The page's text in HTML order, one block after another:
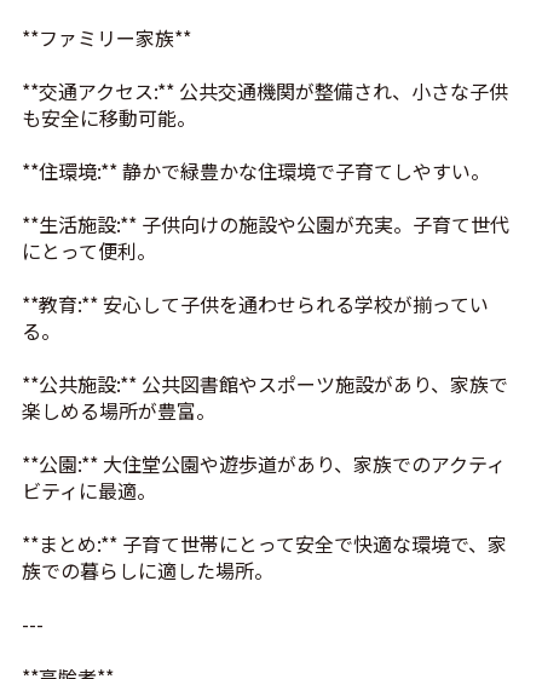
**ファミリー家族**
**交通アクセス:** 公共交通機関が整備され、小さな子供
も安全に移動可能。
**住環境:** 静かで緑豊かな住環境で子育てしやすい。
**生活施設:** 子供向けの施設や公園が充実。子育て世代
にとって便利。
**教育:** 安心して子供を通わせられる学校が揃ってい
る。
**公共施設:** 公共図書館やスポーツ施設があり、家族で
楽しめる場所が豊富。
**公園:** 大住堂公園や遊歩道があり、家族でのアクティ
ビティに最適。
**まとめ:** 子育て世帯にとって安全で快適な環境で、家
族での暮らしに適した場所。
---